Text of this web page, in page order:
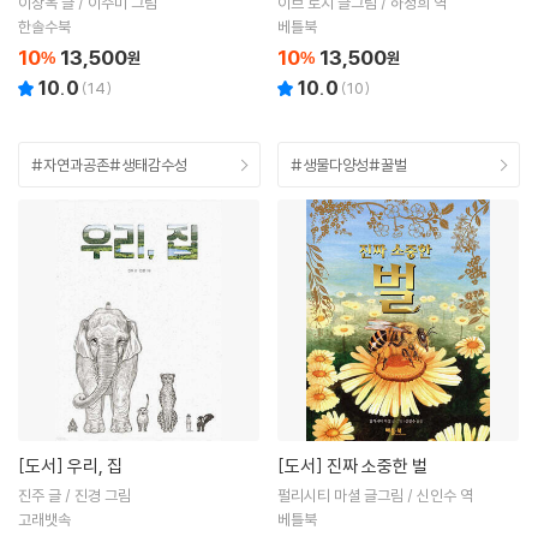
한솔수북
10% 13,500원
10.0 (14)
베틀북
10% 13,500원
10.0 (10)
#자연과공존#생태감수성
[도서] 우리, 집
진주 글 / 진경 그림
고래뱃속
#생물다양성#꿀벌
[도서] 진짜 소중한 벌
펄리시티 마셜 글그림 / 신인수 역
베틀북